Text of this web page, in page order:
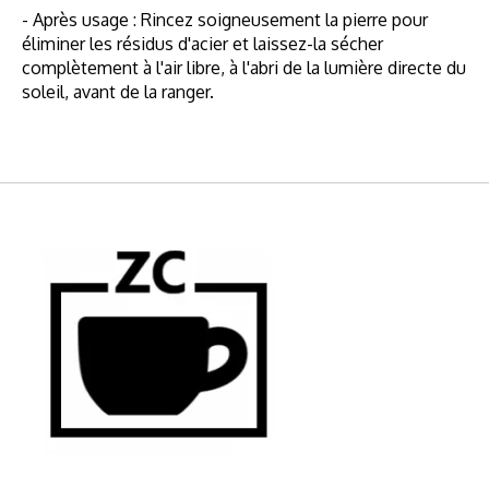
- Après usage : Rincez soigneusement la pierre pour
éliminer les résidus d'acier et laissez-la sécher
complètement à l'air libre, à l'abri de la lumière directe du
soleil, avant de la ranger.